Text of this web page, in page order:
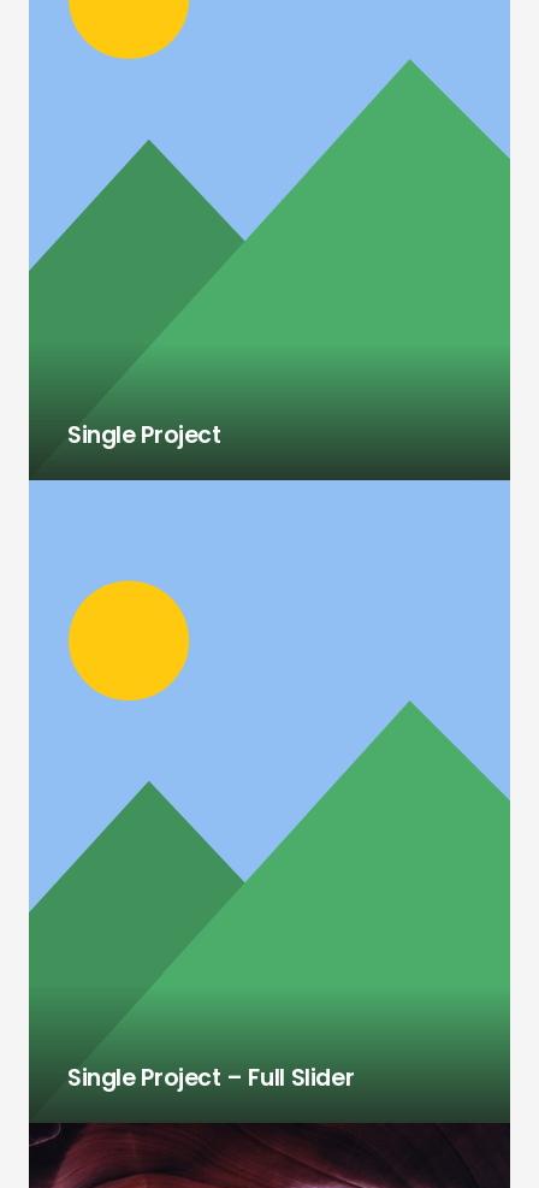
Single Project
Single Project – Full Slider